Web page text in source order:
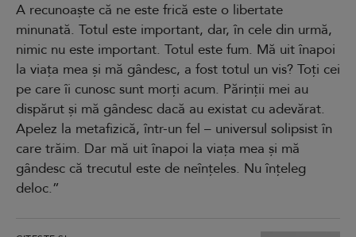
A recunoaște că ne este frică este o libertate
minunată. Totul este important, dar, în cele din urmă,
nimic nu este important. Totul este fum. Mă uit înapoi
la viața mea și mă gândesc, a fost totul un vis? Toți cei
pe care îi cunosc sunt morți acum. Părinții mei au
dispărut și mă gândesc dacă au existat cu adevărat.
Apelez la metafizică, într-un fel – universul solipsist în
care trăim. Dar mă uit înapoi la viața mea și mă
gândesc că trecutul este de neînțeles. Nu înțeleg
deloc.”